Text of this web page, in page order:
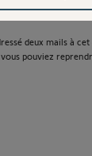
deux mails à
pouviez